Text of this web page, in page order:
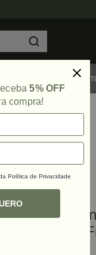
40826
Do
Abertura para
5% OFF
compra!
Política de Privacidade